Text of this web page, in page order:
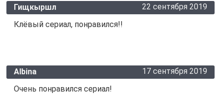
Гищкыршл
22 сентября 2019
Клёвый сериал, понравился!!
Albina
17 сентября 2019
Очень понравился сериал!